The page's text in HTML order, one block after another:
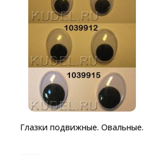
Глазки подвижные. Овальные.